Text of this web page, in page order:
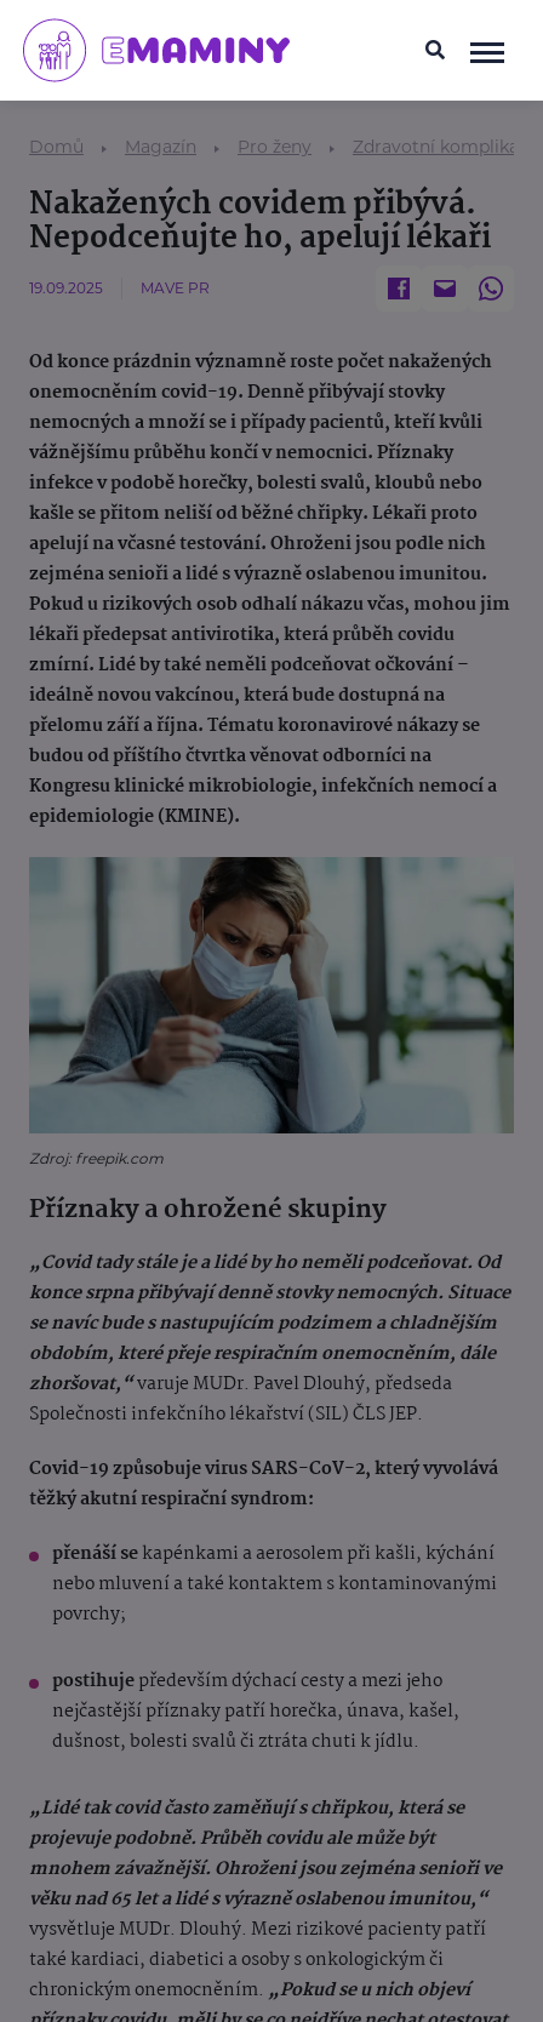
Domů Magazín Pro ženy Zdravotní komplikace
Nakažených covidem přibývá.
Nepodceňujte ho, apelují lékaři
19.09.2025 MAVE PR
Od konce prázdnin významně roste počet nakažených
onemocněním covid-19. Denně přibývají stovky
nemocných a množí se i případy pacientů, kteří kvůli
vážnějšímu průběhu končí v nemocnici. Příznaky
infekce v podobě horečky, bolesti svalů, kloubů nebo
kašle se přitom neliší od běžné chřipky. Lékaři proto
apelují na včasné testování. Ohroženi jsou podle nich
zejména senioři a lidé s výrazně oslabenou imunitou.
Pokud u rizikových osob odhalí nákazu včas, mohou jim
lékaři předepsat antivirotika, která průběh covidu
zmírní. Lidé by také neměli podceňovat očkování –
ideálně novou vakcínou, která bude dostupná na
přelomu září a října. Tématu koronavirové nákazy se
budou od příštího čtvrtka věnovat odborníci na
Kongresu klinické mikrobiologie, infekčních nemocí a
epidemiologie (KMINE).
Zdroj: freepik.com
Příznaky a ohrožené skupiny
„Covid tady stále je a lidé by ho neměli podceňovat. Od
konce srpna přibývají denně stovky nemocných. Situace
se navíc bude s nastupujícím podzimem a chladnějším
obdobím, které přeje respiračním onemocněním, dále
zhoršovat,“varuje MUDr. Pavel Dlouhý, předseda
Společnosti infekčního lékařství (SIL) ČLS JEP.
Covid-19 způsobuje virus SARS-CoV-2, který vyvolává
těžký akutní respirační syndrom:
přenáší sekapénkami a aerosolem při kašli, kýchání
nebo mluvení a také kontaktem s kontaminovanými
povrchy;
postihujepředevším dýchací cesty a mezi jeho
nejčastější příznaky patří horečka, únava, kašel,
dušnost, bolesti svalů či ztráta chuti k jídlu.
„Lidé tak covid často zaměňují s chřipkou, která se
projevuje podobně. Průběh covidu ale může být
mnohem závažnější. Ohroženi jsou zejména senioři ve
věku nad 65 let a lidé s výrazně oslabenou imunitou,“
vysvětluje MUDr. Dlouhý. Mezi rizikové pacienty patří
také kardiaci, diabetici a osoby s onkologickým či
chronickým onemocněním. „Pokud se u nich objeví